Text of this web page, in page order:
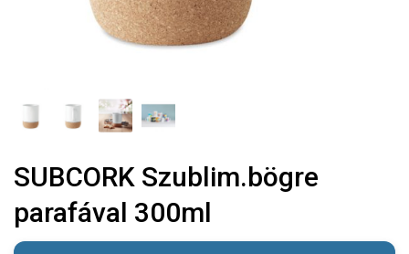
SUBCORK Szublim.bögre
parafával 300ml